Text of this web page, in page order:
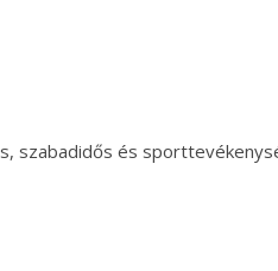
szabadidős és